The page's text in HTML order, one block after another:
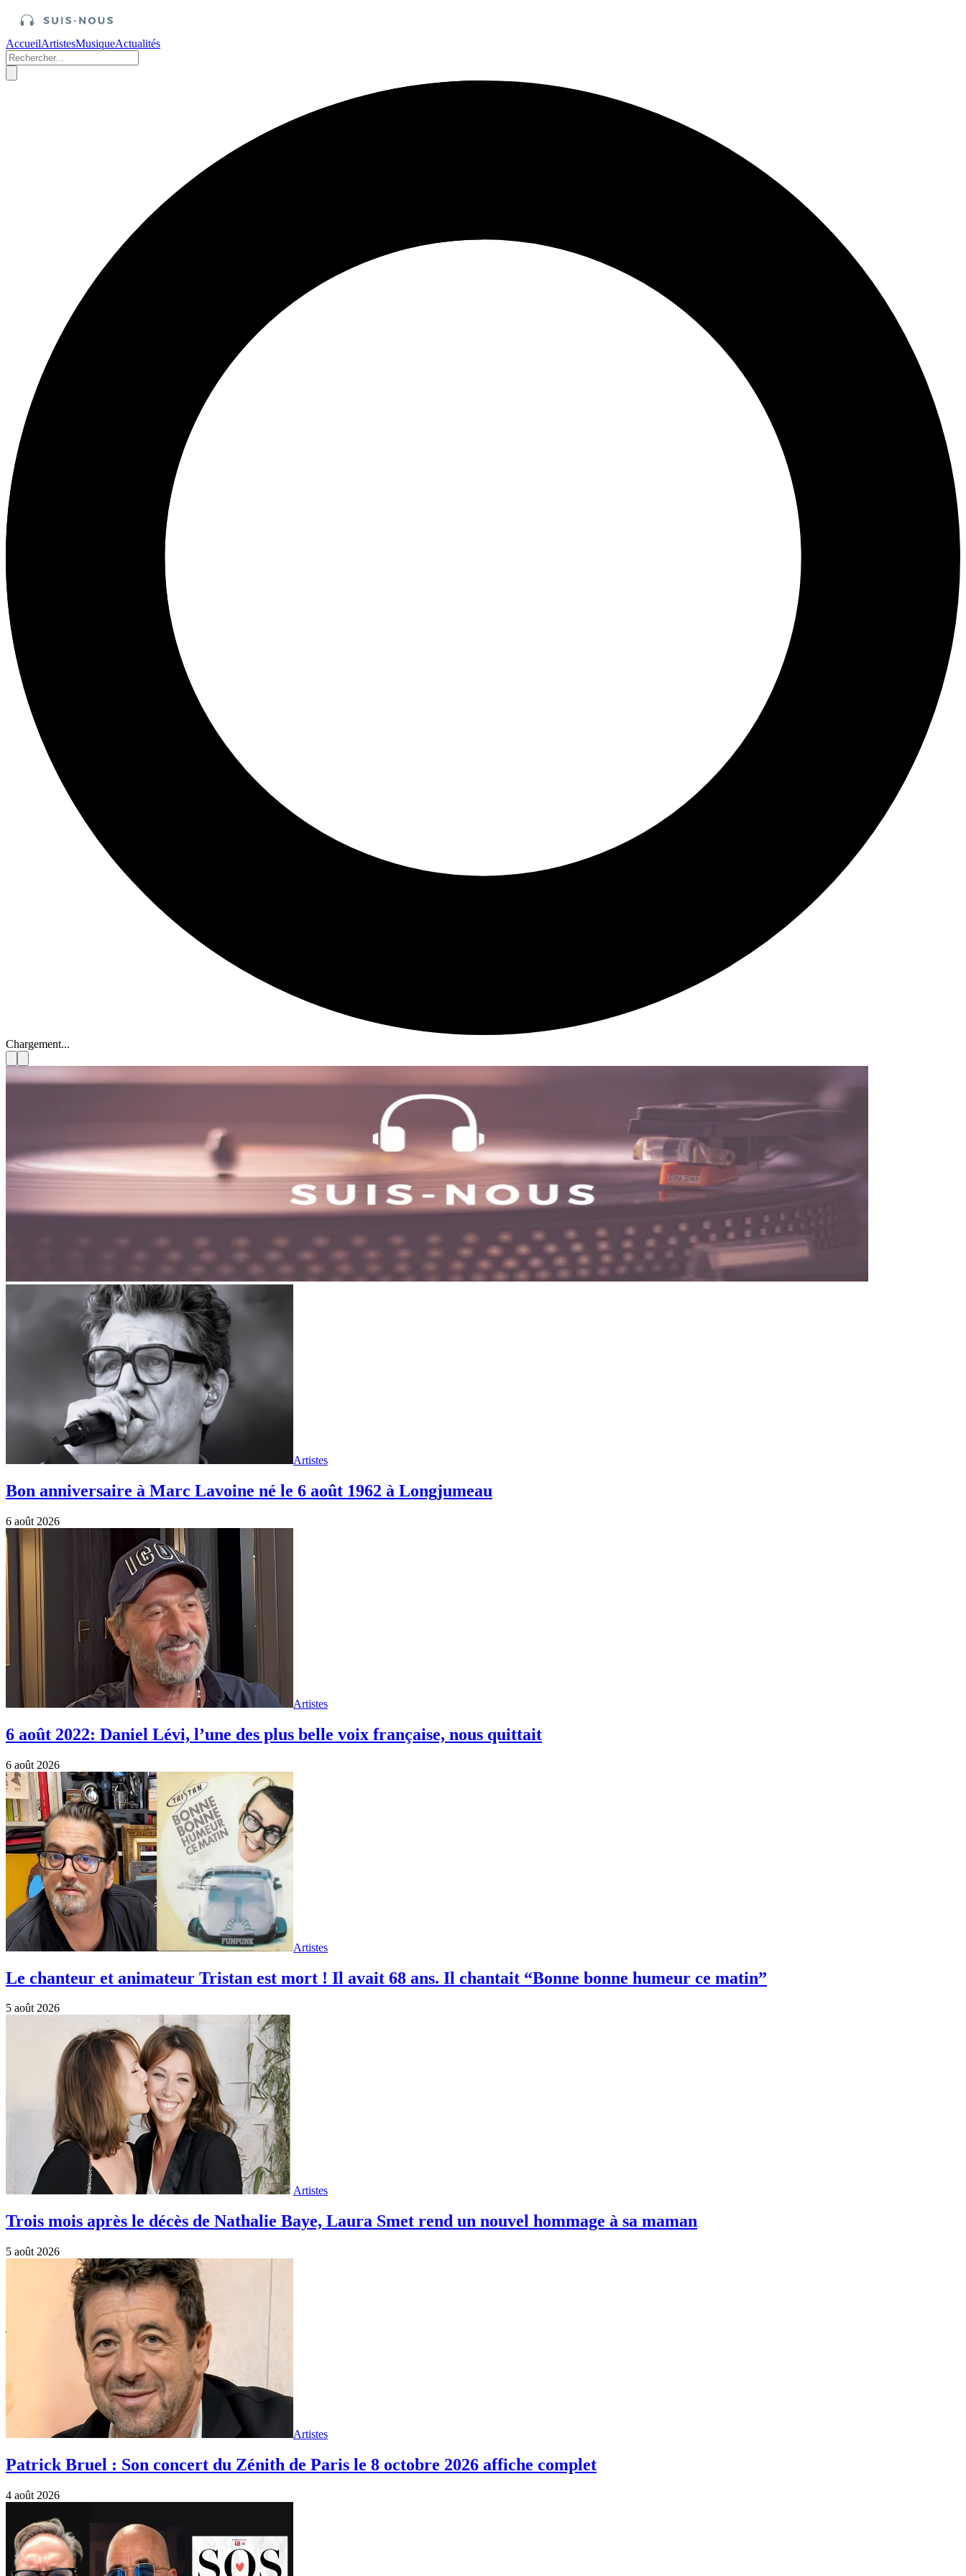
AccueilArtistesMusiqueActualités
Chargement...
Artistes
Bon anniversaire à Marc Lavoine né le 6 août 1962 à Longjumeau
6 août 2026
Artistes
6 août 2022: Daniel Lévi, l’une des plus belle voix française, nous quittait
6 août 2026
Artistes
Le chanteur et animateur Tristan est mort ! Il avait 68 ans. Il chantait “Bonne bonne humeur ce matin”
5 août 2026
Artistes
Trois mois après le décès de Nathalie Baye, Laura Smet rend un nouvel hommage à sa maman
5 août 2026
Artistes
Patrick Bruel : Son concert du Zénith de Paris le 8 octobre 2026 affiche complet
4 août 2026